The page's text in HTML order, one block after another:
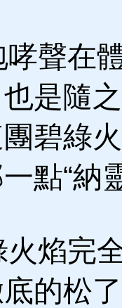
聲在
是隨
碧綠
點“納
焰完
的松